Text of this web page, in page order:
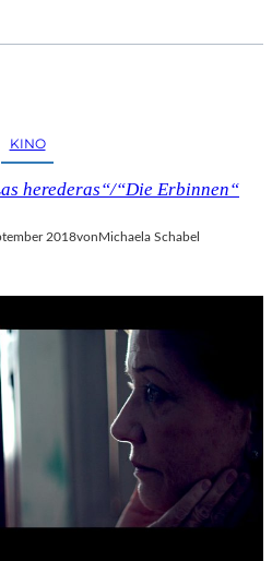
KINO
herederas“/“Die Erbinnen“
2018von Michaela Schabel